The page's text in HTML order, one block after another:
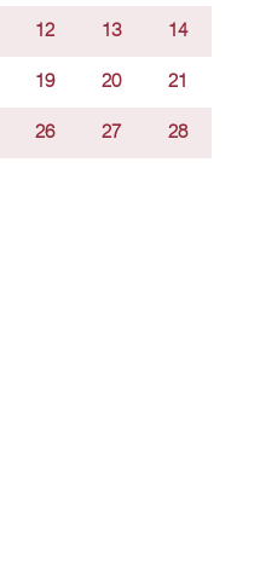
12 13 14
19 20 21
26 27 28